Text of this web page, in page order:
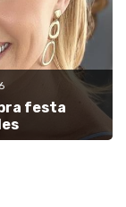
festa